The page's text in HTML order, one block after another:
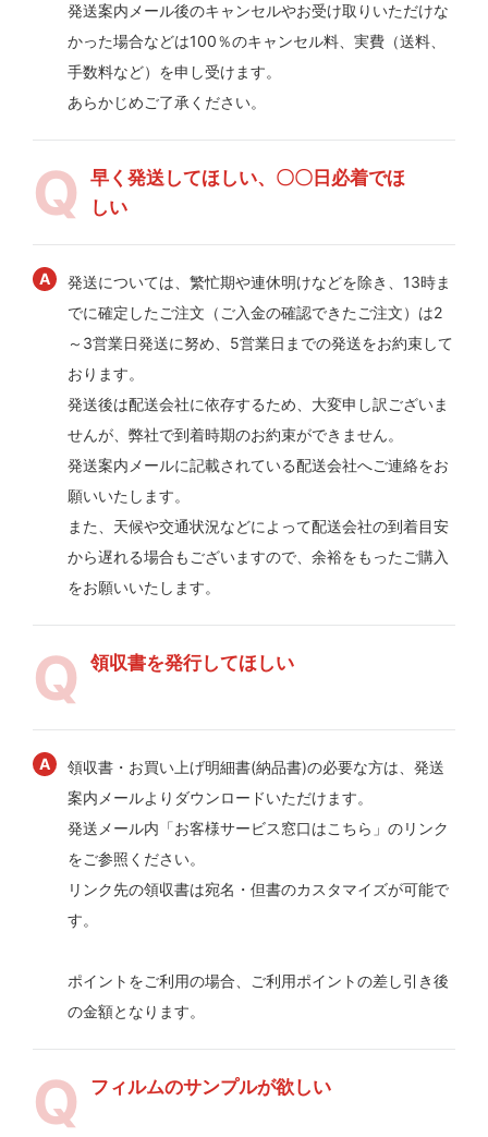
発送案内メール後のキャンセルやお受け取りいただけな
かった場合などは100％のキャンセル料、実費（送料、
手数料など）を申し受けます。
あらかじめご了承ください。
早く発送してほしい、〇〇日必着でほ
しい
発送については、繁忙期や連休明けなどを除き、13時ま
でに確定したご注文（ご入金の確認できたご注文）は2
～3営業日発送に努め、5営業日までの発送をお約束して
おります。
発送後は配送会社に依存するため、大変申し訳ございま
せんが、弊社で到着時期のお約束ができません。
発送案内メールに記載されている配送会社へご連絡をお
願いいたします。
また、天候や交通状況などによって配送会社の到着目安
から遅れる場合もございますので、余裕をもったご購入
をお願いいたします。
領収書を発行してほしい
領収書・お買い上げ明細書(納品書)の必要な方は、発送
案内メールよりダウンロードいただけます。
発送メール内「お客様サービス窓口はこちら」のリンク
をご参照ください。
リンク先の領収書は宛名・但書のカスタマイズが可能で
す。
ポイントをご利用の場合、ご利用ポイントの差し引き後
の金額となります。
フィルムのサンプルが欲しい